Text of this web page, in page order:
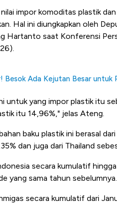
impor komoditas plastik
Hal ini diungkapkan oleh
Hartanto saat Konferensi
Besok Ada Kejutan Besar untuk
untuk yang impor plastik itu
itu 14,96%," jelas Ateng.
baku plastik ini berasal
dan juga dari Thailand
secara kumulatif
yang sama tahun sebelumnya.
secara kumulatif dari